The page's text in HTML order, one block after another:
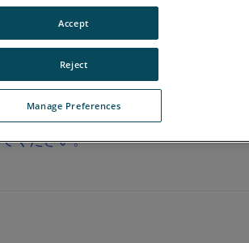
ください。
Manage Preferences
Reject
Accept